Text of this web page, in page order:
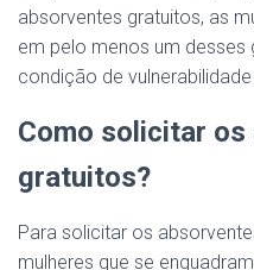
absorventes gratuitos, as
em pelo menos um
condição de
Como solicitar
gratuitos?
Para solicitar os
mulheres que se